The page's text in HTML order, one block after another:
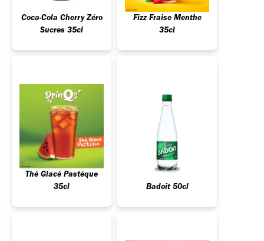
Coca-Cola Cherry Zéro
Sucres 35cl
Fizz Fraise Menthe
35cl
Thé Glacé Pastèque
35cl
Badoit 50cl